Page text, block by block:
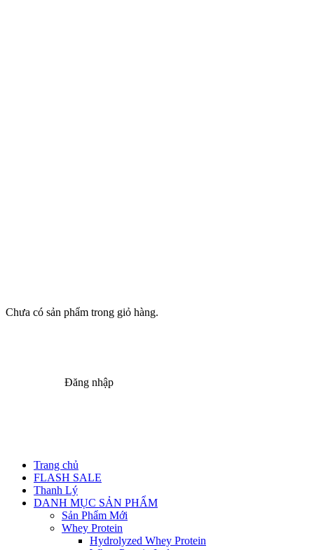
Chưa có sản phẩm trong giỏ hàng.
Đăng nhập
Trang chủ
FLASH SALE
Thanh Lý
DANH MỤC SẢN PHẨM
Sản Phẩm Mới
Whey Protein
Hydrolyzed Whey Protein